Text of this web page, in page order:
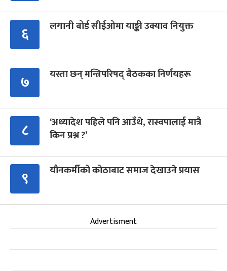
६ लगानी बोर्ड सीईओमा याङ्की उक्याव नियुक्त
७ यस्ता छन् मन्त्रिपरिषद् बैठकका निर्णयहरू
८
‘अध्यादेश पहिले पनि आउँथे, रास्वपालाई मात्रै
किन प्रश्न ?’
९ यौनकर्मीको कोठाबाट समाज देखाउने प्रयास
Advertisment